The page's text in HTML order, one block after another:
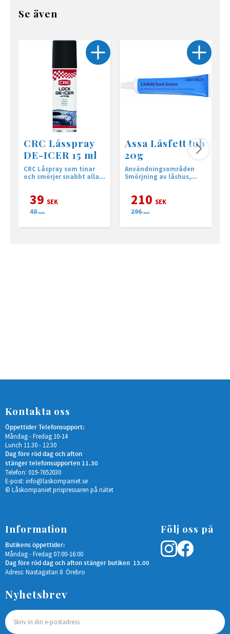
Se även
CRC Låsspray
DE-ICER 15 ml
CRC Låspray som tinar
och smörjer snabbt alla
39 SEK
48 SEK
Assa Låsfett tub
20g
Användningsområden
Smörjning av låshus,
andra ytor med höga
210 SEK
296 SEK
Kontakta oss
Öppettider Telefonsupport:
Måndag - Fredag 10-14
Lunch 11.30 - 12.30
Dag före röd dag och afton
stänger telefonsupporten 11.30
Telefon: 019-7652030
E-post: info@laskompaniet.se
© Låskompaniet prispressaren på nätet
Information
Butikens öppettider:
Måndag - Fredag 07:00-16:00
Dag före röd dag och afton stänger butiken 13.00
Adress: Nastagatan 8 Örebro
Följ oss på
Nyhetsbrev